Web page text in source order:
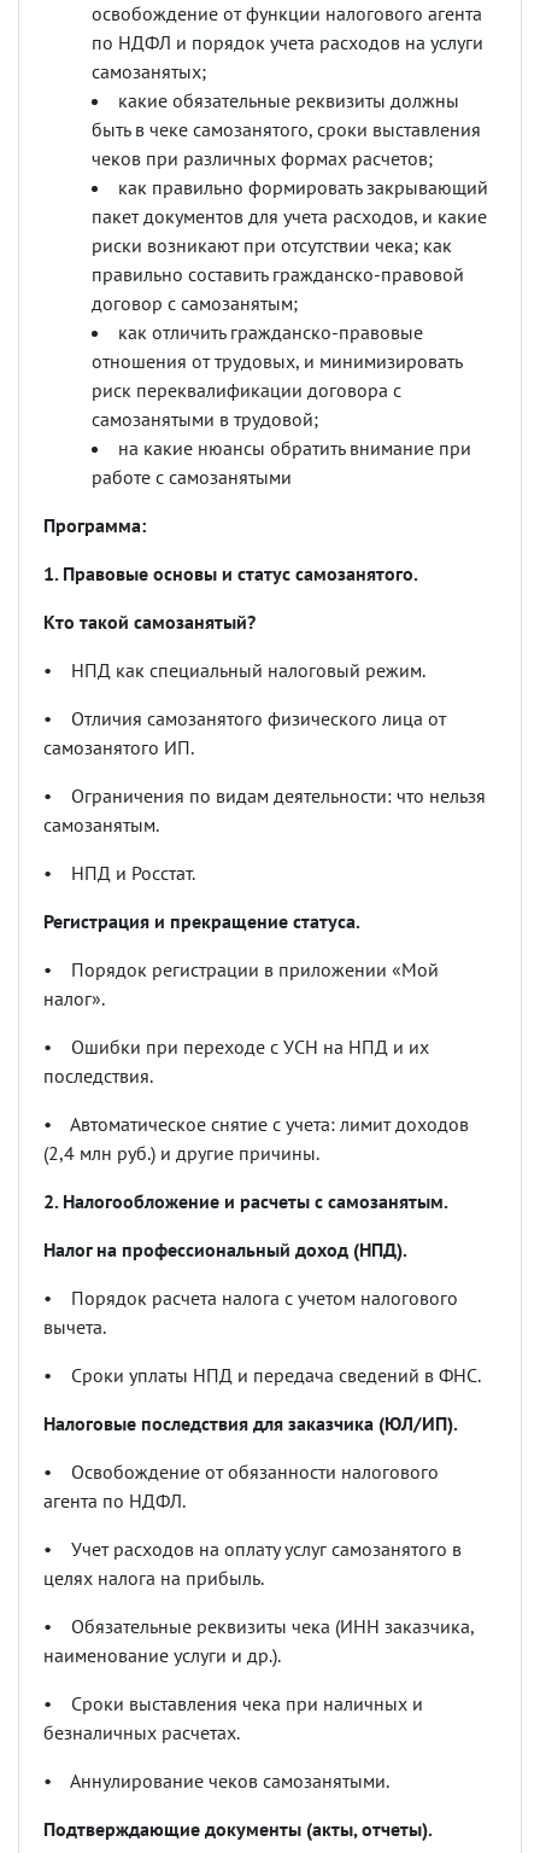
освобождение от функции налогового агента
по НДФЛ и порядок учета расходов на услуги
самозанятых;
какие обязательные реквизиты должны
быть в чеке самозанятого, сроки выставления
чеков при различных формах расчетов;
как правильно формировать закрывающий
пакет документов для учета расходов, и какие
риски возникают при отсутствии чека; как
правильно составить гражданско-правовой
договор с самозанятым;
как отличить гражданско-правовые
отношения от трудовых, и минимизировать
риск переквалификации договора с
самозанятыми в трудовой;
на какие нюансы обратить внимание при
работе с самозанятыми
Программа:
1. Правовые основы и статус самозанятого.
Кто такой самозанятый?
• НПД как специальный налоговый режим.
• Отличия самозанятого физического лица от
самозанятого ИП.
• Ограничения по видам деятельности: что нельзя
самозанятым.
• НПД и Росстат.
Регистрация и прекращение статуса.
• Порядок регистрации в приложении «Мой
налог».
• Ошибки при переходе с УСН на НПД и их
последствия.
• Автоматическое снятие с учета: лимит доходов
(2,4 млн руб.) и другие причины.
2. Налогообложение и расчеты с самозанятым.
Налог на профессиональный доход (НПД).
• Порядок расчета налога с учетом налогового
вычета.
• Сроки уплаты НПД и передача сведений в ФНС.
Налоговые последствия для заказчика (ЮЛ/ИП).
• Освобождение от обязанности налогового
агента по НДФЛ.
• Учет расходов на оплату услуг самозанятого в
целях налога на прибыль.
• Обязательные реквизиты чека (ИНН заказчика,
наименование услуги и др.).
• Сроки выставления чека при наличных и
безналичных расчетах.
• Аннулирование чеков самозанятыми.
Подтверждающие документы (акты, отчеты).